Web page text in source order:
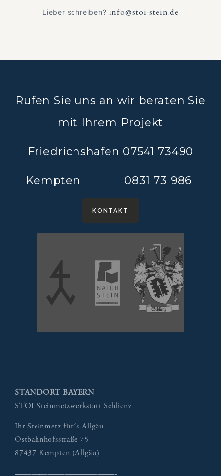
Lieber schreiben? info@stoi-stein.de
Rufen Sie uns an wir beraten Sie
mit Ihrem Projekt
Friedrichshafen 07541 73490
Kempten 0831 73 986
KONTAKT
STANDORT BAYERN
STOI Steinmetzwerkstatt Schlienz
Ihr Steinmetz für´s Allgäu
Ostbahnhofsstraße 75
87437 Kempten (Allgäu)
————————————-